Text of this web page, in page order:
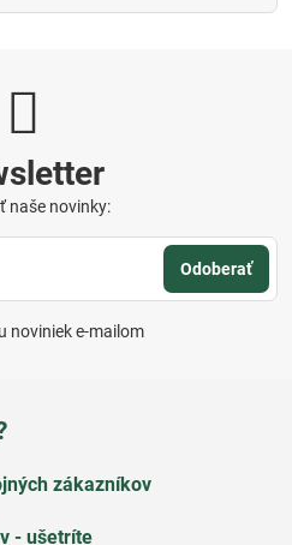
naše novinky:
Odoberať
noviniek e-mailom
zákazníkov
- ušetríte